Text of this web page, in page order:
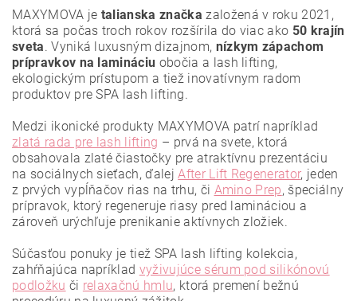
Vložením hodnotenie súhlasíte spodmienkami ochrany
MAXYMOVA je talianska značka založená v roku 2021,
ktorá sa počas troch rokov rozšírila do viac ako 50 krajín
sveta. Vyniká luxusným dizajnom, nízkym zápachom
prípravkov na lamináciu obočia a lash lifting,
ekologickým prístupom a tiež inovatívnym radom
produktov pre SPA lash lifting.
Medzi ikonické produkty MAXYMOVA patrí napríklad
zlatá rada pre lash lifting – prvá na svete, ktorá
obsahovala zlaté čiastočky pre atraktívnu prezentáciu
na sociálnych sieťach, ďalejAfter Lift Regenerator, jeden
z prvých vypĺňačov rias na trhu, či Amino Prep, špeciálny
prípravok, ktorý regeneruje riasy pred lamináciou a
zároveň urýchľuje prenikanie aktívnych zložiek.
Súčasťou ponuky je tiež SPA lash lifting kolekcia,
zahŕňajúca napríklad vyživujúce sérum pod silikónovú
podložku či relaxačnú hmlu, ktorá premení bežnú